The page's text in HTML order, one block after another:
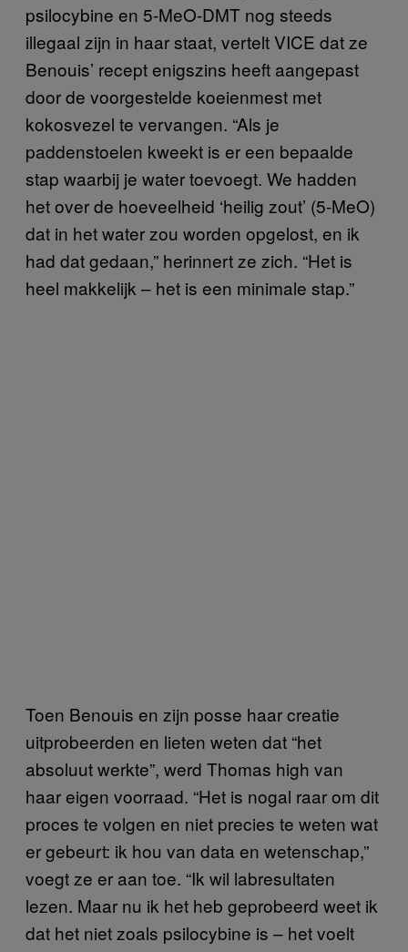
psilocybine en 5-MeO-DMT nog steeds
illegaal zijn in haar staat, vertelt VICE dat ze
Benouis’ recept enigszins heeft aangepast
door de voorgestelde koeienmest met
kokosvezel te vervangen. “Als je
paddenstoelen kweekt is er een bepaalde
stap waarbij je water toevoegt. We hadden
het over de hoeveelheid ‘heilig zout’ (5-MeO)
dat in het water zou worden opgelost, en ik
had dat gedaan,” herinnert ze zich. “Het is
heel makkelijk – het is een minimale stap.”
Toen Benouis en zijn posse haar creatie
uitprobeerden en lieten weten dat “het
absoluut werkte”, werd Thomas high van
haar eigen voorraad. “Het is nogal raar om dit
proces te volgen en niet precies te weten wat
er gebeurt: ik hou van data en wetenschap,”
voegt ze er aan toe. “Ik wil labresultaten
lezen. Maar nu ik het heb geprobeerd weet ik
dat het niet zoals psilocybine is – het voelt